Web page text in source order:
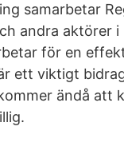
samarbetar
andra aktörer
för en
ett viktigt
ändå att